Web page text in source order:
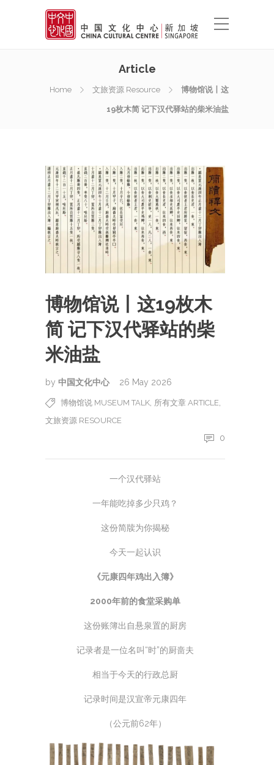
Article
Home 文旅资源 Resource 博物馆说丨这
19枚木简 记下汉代驿站的柴米油盐
博物馆说丨这19枚木
简 记下汉代驿站的柴
米油盐
by 中国文化中心 26 May 2026
博物馆说 MUSEUM TALK 所有文章 ARTICLE
文旅资源 RESOURCE
0
一个汉代驿站
一年能吃掉多少只鸡？
这份简牍为你揭秘
今天一起认识
《元康四年鸡出入簿》
2000年前的食堂采购单
这份账簿出自悬泉置的厨房
记录者是一位名叫“时”的厨啬夫
相当于今天的行政总厨
记录时间是汉宣帝元康四年
（公元前62年）